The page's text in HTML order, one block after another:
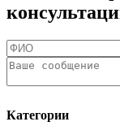
Категории